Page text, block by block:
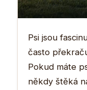
Psi jsou
často
Pokud máte
někdy štěká